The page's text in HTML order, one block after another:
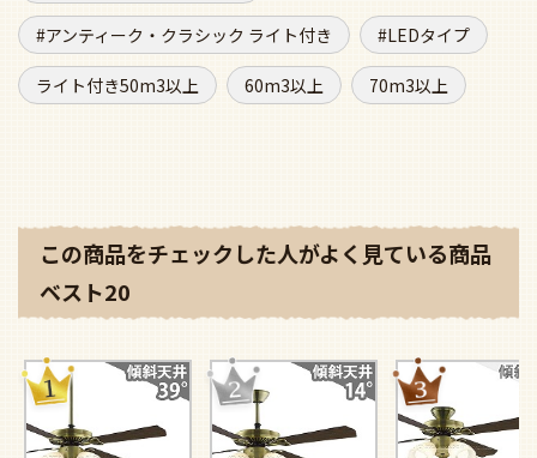
アンティーク・クラシック ライト付き LEDタイプ
ライト付き50m3以上 60m3以上 70m3以上
この商品をチェックした人がよく見ている商品
ベスト20